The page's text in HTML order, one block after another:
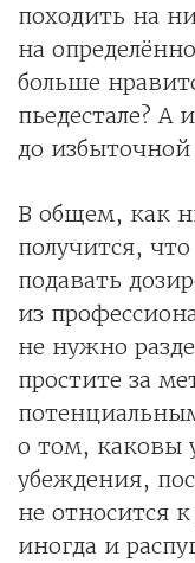
походить на
на
больше
пьедестале? А
до
В общем, как
получится,
подавать
из
не нужно
простите за
о том, каковы
убеждения,
не относится к
иногда и